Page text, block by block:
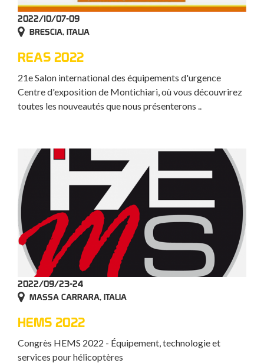
2022/10/07-09
BRESCIA, ITALIA
REAS 2022
21e Salon international des équipements d'urgence
Centre d'exposition de Montichiari, où vous découvrirez
toutes les nouveautés que nous présenterons ..
2022/09/23-24
MASSA CARRARA, ITALIA
HEMS 2022
Congrès HEMS 2022 - Équipement, technologie et
services pour hélicoptères